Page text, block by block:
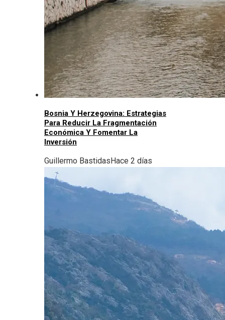
Bosnia Y Herzegovina: Estrategias
Para Reducir La Fragmentación
Económica Y Fomentar La
Inversión
Guillermo BastidasHace 2 días